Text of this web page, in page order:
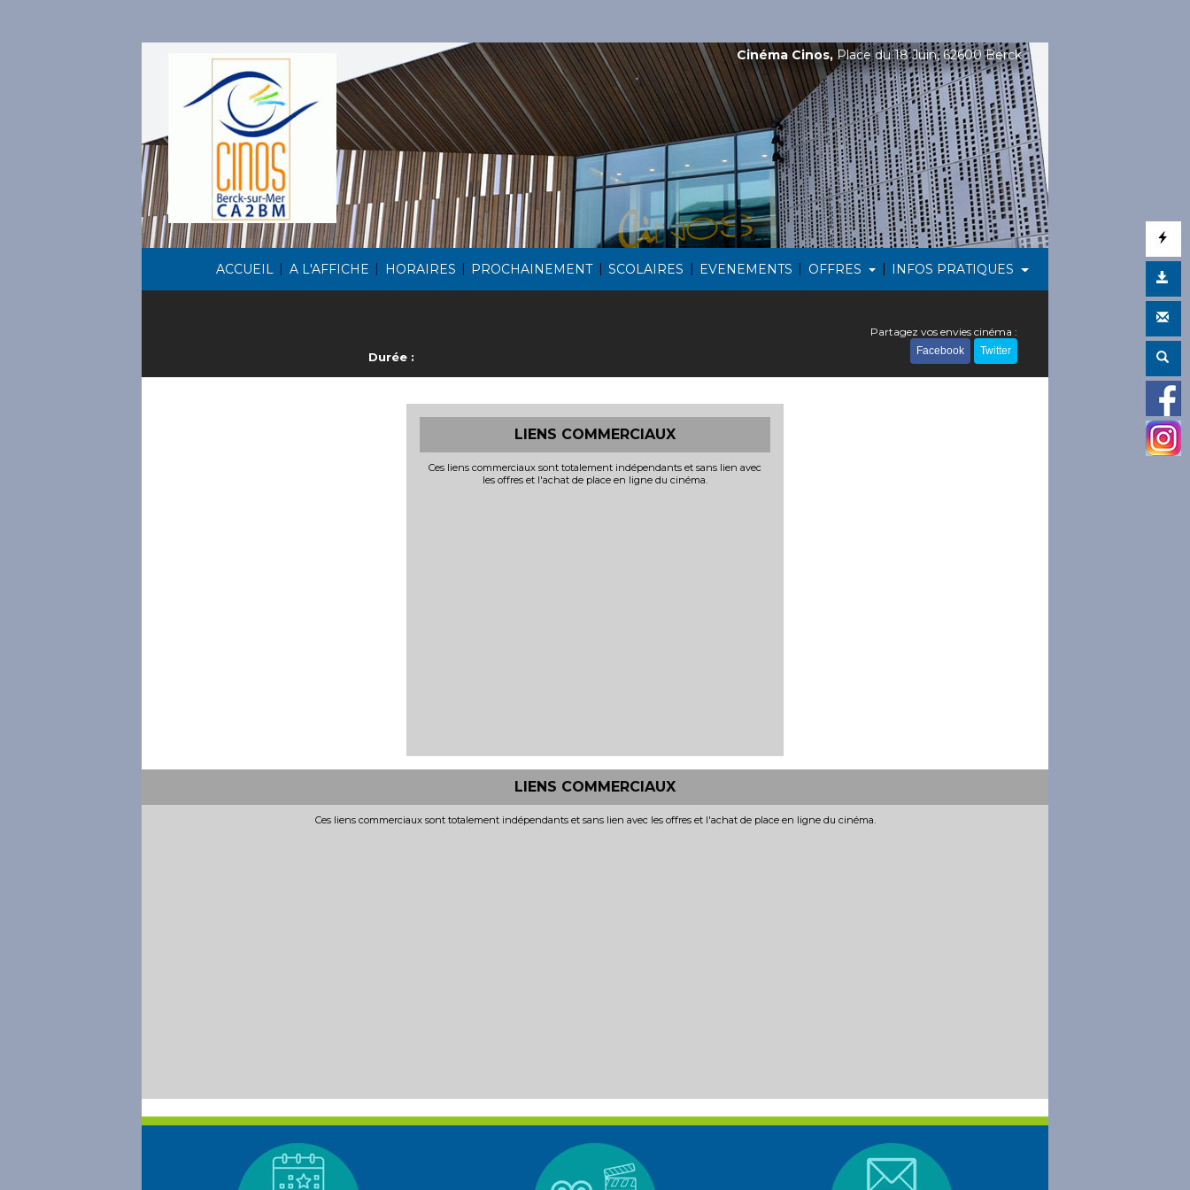
ACCUEIL | A L'AFFICHE | HORAIRES | PROCHAINEMENT | SCOLAIRES | EVENEMENTS | OFFRES | INFOS PRATIQUES
Cinéma Cinos,Place du 18 Juin, 62600 Berck
Durée :
Partagez vos envies cinéma :
Facebook Twitter
LIENS COMMERCIAUX
Ces liens commerciaux sont totalement indépendants et sans lien avec
les offres et l'achat de place en ligne du cinéma.
LIENS COMMERCIAUX
Ces liens commerciaux sont totalement indépendants et sans lien avec les offres et l'achat de place en ligne du cinéma.